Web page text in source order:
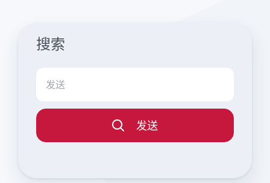
搜索
发送